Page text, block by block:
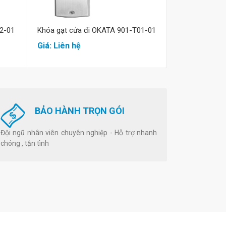
01 Khóa gạt cửa đi OKATA 901-T01-01
Giá: Liên hệ
BẢO HÀNH TRỌN GÓI
Đội ngũ nhân viên chuyên nghiệp - Hỗ trợ nhanh
chóng , tận tình